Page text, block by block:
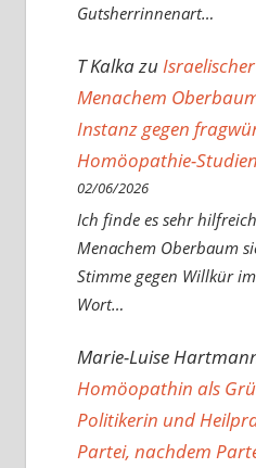
Gutsherrinnenart…
T Kalkazu
Menachem
Instanz gegen
Homöopathie-
02/06/2026
Ich finde es sehr
Menachem Oberbaum
Stimme gegen Willkür
Wort…
Marie-Luise
Homöopathin als
Politikerin und
Partei, nachdem